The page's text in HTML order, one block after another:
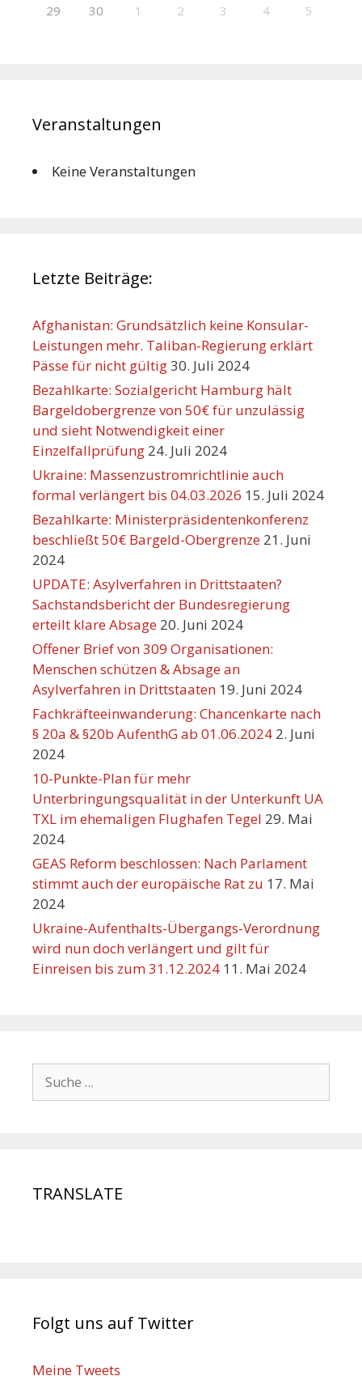
29 30 1 2 3 4 5
Veranstaltungen
Keine Veranstaltungen
Letzte Beiträge:
Afghanistan: Grundsätzlich keine Konsular-
Leistungen mehr. Taliban-Regierung erklärt
Pässe für nicht gültig30. Juli 2024
Bezahlkarte: Sozialgericht Hamburg hält
Bargeldobergrenze von 50€ für unzulässig
und sieht Notwendigkeit einer
Einzelfallprüfung 24. Juli 2024
Ukraine: Massenzustromrichtlinie auch
formal verlängert bis 04.03.2026 15. Juli 2024
Bezahlkarte: Ministerpräsidentenkonferenz
beschließt 50€ Bargeld-Obergrenze 21. Juni
2024
UPDATE: Asylverfahren in Drittstaaten?
Sachstandsbericht der Bundesregierung
erteilt klare Absage 20. Juni 2024
Offener Brief von 309 Organisationen:
Menschen schützen & Absage an
Asylverfahren in Drittstaaten 19. Juni 2024
Fachkräfteeinwanderung: Chancenkarte nach
§ 20a & §20b AufenthG ab 01.06.2024 2. Juni
2024
10-Punkte-Plan für mehr
Unterbringungsqualität in der Unterkunft UA
TXL im ehemaligen Flughafen Tegel 29. Mai
2024
GEAS Reform beschlossen: Nach Parlament
stimmt auch der europäische Rat zu 17. Mai
2024
Ukraine-Aufenthalts-Übergangs-Verordnung
wird nun doch verlängert und gilt für
Einreisen bis zum 31.12.2024 11. Mai 2024
TRANSLATE
Folgt uns auf Twitter
Meine Tweets